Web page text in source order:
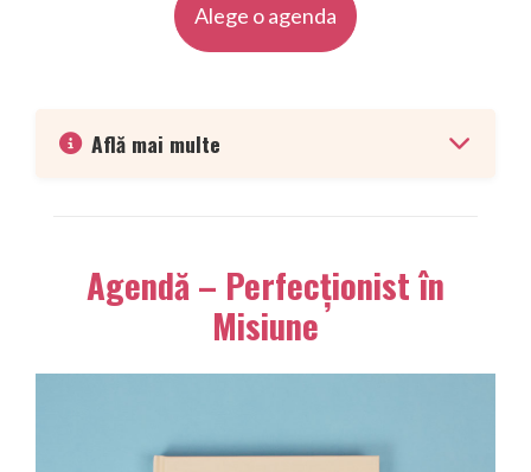
Alege o agenda
Află mai multe
Agendă – Perfecționist în
Misiune